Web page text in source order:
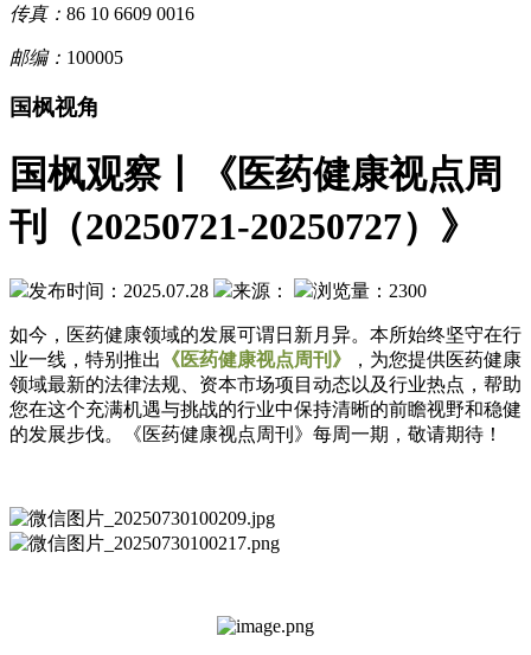
传真： 86 10 6609 0016
邮编： 100005
国枫视角
国枫观察丨《医药健康视点周
刊（20250721-20250727）》
发布时间：2025.07.28 来源： 浏览量：2300
如今，医药健康领域的发展可谓日新月异。本所始终坚守在行
业一线，特别推出
《医药健康视点周刊》
，为您提供医药健康
领域最新的法律法规、资本市场项目动态以及行业热点，帮助
您在这个充满机遇与挑战的行业中保持清晰的前瞻视野和稳健
的发展步伐。《医药健康视点周刊》每周一期，敬请期待！